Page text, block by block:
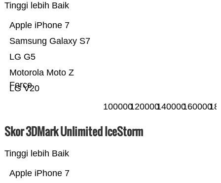
Tinggi lebih Baik
LG V20
Motorola Moto Z
Force
LG G5
Samsung Galaxy S7
Apple iPhone 7
100000120000140000160000
Skor 3DMark Unlimited IceStorm
Tinggi lebih Baik
Apple iPhone 7